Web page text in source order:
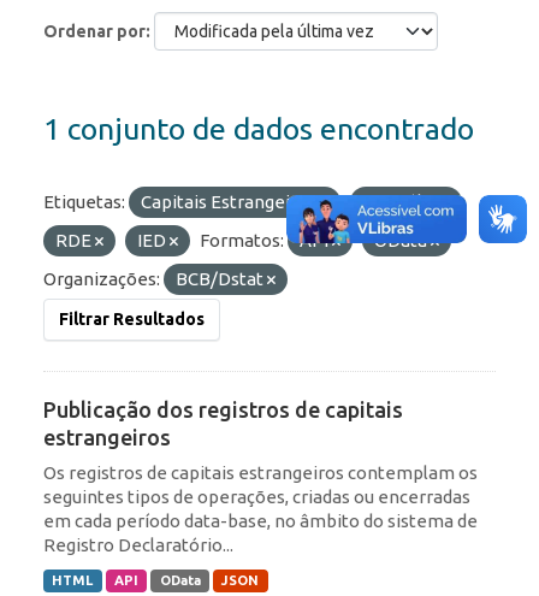
Ordenar por
1 conjunto de dados encontrado
Etiquetas: Capitais Estrangeiros
Portfólio
RDE
IED Formatos: API
OData
Organizações:
BCB/Dstat
Filtrar Resultados
Publicação dos registros de capitais
estrangeiros
Os registros de capitais estrangeiros contemplam os
seguintes tipos de operações, criadas ou encerradas
em cada período data-base, no âmbito do sistema de
Registro Declaratório...
HTML API OData JSON